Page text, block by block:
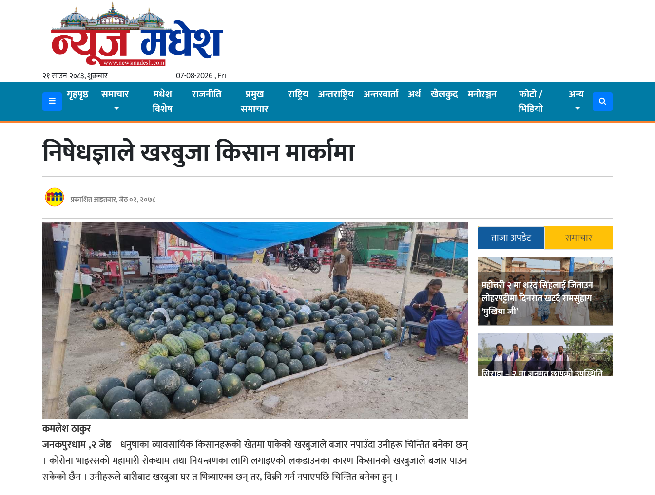
२१ साउन २०८३, शुक्रबार 07-08-2026 , Fri
गृहपृष्ठ समाचार
मधेश
विशेष
राजनीति
प्रमुख
समाचार
राष्ट्रिय अन्तराष्ट्रिय अन्तरबार्ता अर्थ खेलकुद मनोरञ्जन
फोटो /
भिडियो
अन्य
अन्तराष्ट्रिय
अन्तरबार्ता
निषेधज्ञाले खरबुजा किसान मार्कामा
प्रकाशित आइतबार, जेठ ०२, २०७८
कमलेश ठाकुर
जनकपुरधाम ,२ जेष्ठ। धनुषाका व्यावसायिक किसानहरूको खेतमा पाकेको खरबुजाले बजार नपाउँदा उनीहरू चिन्तित बनेका छन्
। कोरोना भाइरसको महामारी रोकथाम तथा नियन्त्रणका लागि लगाइएको लकडाउनका कारण किसानको खरबुजाले बजार पाउन
सकेको छैन । उनीहरूले बारीबाट खरबुजा घर त भित्र्याएका छन् तर, विक्री गर्न नपाएपछि चिन्तित बनेका हुन् ।
ताजा अपडेट समाचार
महोत्तरी २ मा शरद सिंहलाई जिताउन
लोहरपट्टीमा दिनरात खट्दै रामसुहाग
‘मुखिया जी’
सिराहा – २ मा जनमत छापको उपस्थिति